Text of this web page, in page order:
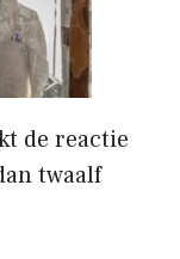
de reactie
twaalf